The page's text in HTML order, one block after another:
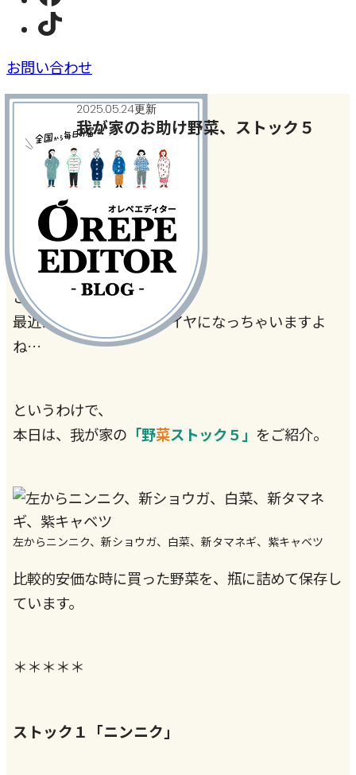
お問い合わせ
2025.05.24更新
我が家のお助け野菜、ストック５
趣味とハマリごと
こんにちは。
最近は、お野菜が高くてイヤになっちゃいますよ
ね…
というわけで、
本日は、我が家の 「野菜ストック５」 をご紹介。
左からニンニク、新ショウガ、白菜、新タマネギ、紫キャベツ
比較的安価な時に買った野菜を、瓶に詰めて保存し
ています。
＊＊＊＊＊
ストック１「ニンニク」